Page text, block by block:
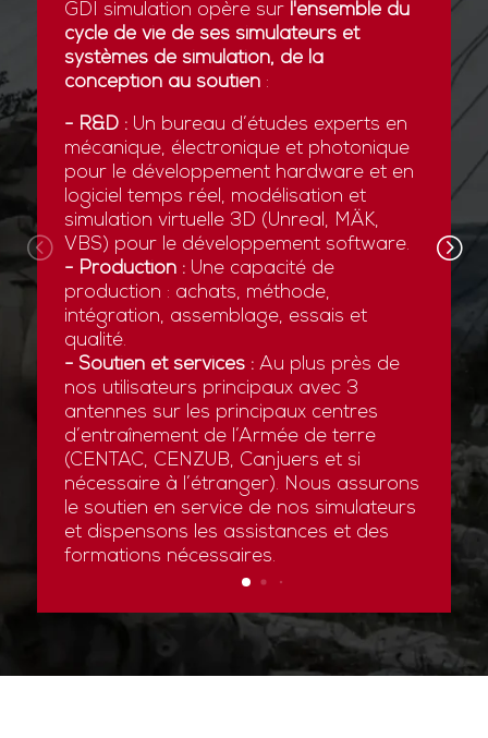
GDI simulation opère sur l'ensemble du
cycle de vie de ses simulateurs et
systèmes de simulation, de la
conception au soutien:
- R&D :Un bureau d’études experts en
mécanique, électronique et photonique
pour le développement hardware et en
logiciel temps réel, modélisation et
simulation virtuelle 3D (Unreal, MÄK,
VBS) pour le développement software.
- Production :Une capacité de
production : achats, méthode,
intégration, assemblage, essais et
qualité.
- Soutien et services :Au plus près de
nos utilisateurs principaux avec 3
antennes sur les principaux centres
d’entraînement de l’Armée de terre
(CENTAC, CENZUB, Canjuers et si
nécessaire à l’étranger). Nous assurons
le soutien en service de nos simulateurs
et dispensons les assistances et des
formations nécessaires.